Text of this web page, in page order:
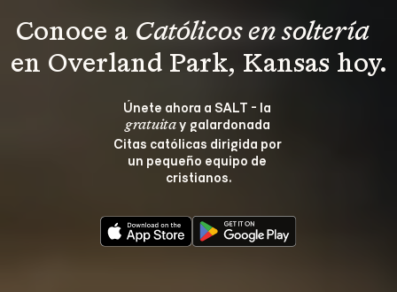
Conoce a Católicos en soltería
en Overland Park, Kansas hoy.
Únete ahora a SALT - la
gratuita y galardonada
Citas católicas dirigida por
un pequeño equipo de
cristianos.